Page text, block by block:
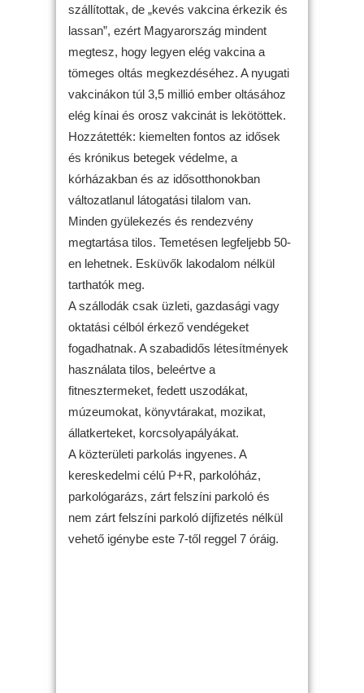
szállítottak, de „kevés vakcina érkezik és
lassan”, ezért Magyarország mindent
megtesz, hogy legyen elég vakcina a
tömeges oltás megkezdéséhez. A nyugati
vakcinákon túl 3,5 millió ember oltásához
elég kínai és orosz vakcinát is lekötöttek.
Hozzátették: kiemelten fontos az idősek
és krónikus betegek védelme, a
kórházakban és az idősotthonokban
változatlanul látogatási tilalom van.
Minden gyülekezés és rendezvény
megtartása tilos. Temetésen legfeljebb 50-
en lehetnek. Esküvők lakodalom nélkül
tarthatók meg.
A szállodák csak üzleti, gazdasági vagy
oktatási célból érkező vendégeket
fogadhatnak. A szabadidős létesítmények
használata tilos, beleértve a
fitnesztermeket, fedett uszodákat,
múzeumokat, könyvtárakat, mozikat,
állatkerteket, korcsolyapályákat.
A közterületi parkolás ingyenes. A
kereskedelmi célú P+R, parkolóház,
parkológarázs, zárt felszíni parkoló és
nem zárt felszíni parkoló díjfizetés nélkül
vehető igénybe este 7-től reggel 7 óráig.